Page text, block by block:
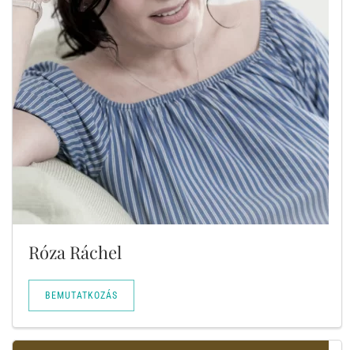
Róza Ráchel
BEMUTATKOZÁS